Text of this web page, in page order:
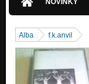
Alba f.k.anvil